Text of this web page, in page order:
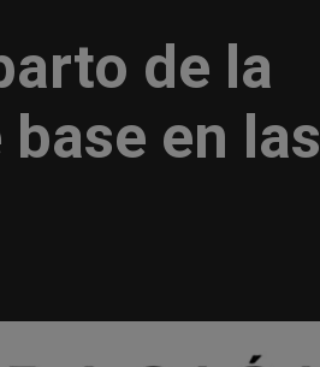
de la
en las